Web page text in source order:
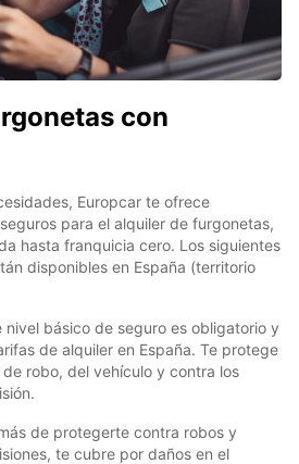
con
Europcar te ofrece
para el alquiler de furgonetas,
hasta franquicia cero. Los siguientes
disponibles en España (territorio
nivel básico de seguro es obligatorio y
de alquiler en España. Te protege
robo, del vehículo y contra los
de protegerte contra robos y
te cubre por daños en el